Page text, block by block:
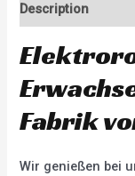
Description
Fabrik
Wir genießen bei